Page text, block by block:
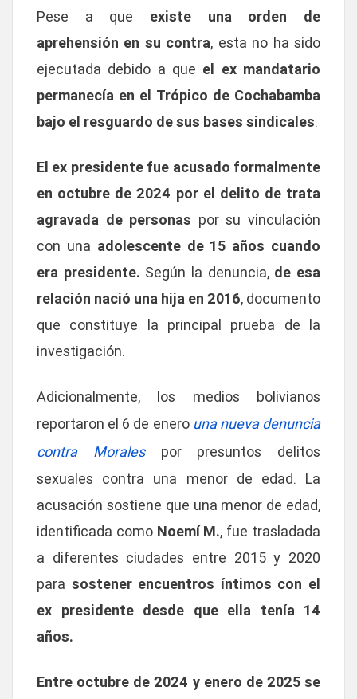
Pese a que
existe una orden de
aprehensión en su contra, esta no ha sido
ejecutada debido a que el ex mandatario
permanecía en el Trópico de Cochabamba
bajo el resguardo de sus bases sindicales.
El ex presidente fue acusado formalmente
en octubre de 2024 por el delito de trata
agravada de personas por su vinculación
con una adolescente de 15 años cuando
era presidente. Según la denuncia, de esa
relación nació una hija en 2016, documento
que constituye la principal prueba de la
investigación.
Adicionalmente, los medios bolivianos
reportaron el 6 de enero una nueva denuncia
contra Morales
por presuntos delitos
sexuales contra una menor de edad. La
acusación sostiene que una menor de edad,
identificada como Noemí M., fue trasladada
a diferentes ciudades entre 2015 y 2020
para sostener encuentros íntimos con el
ex presidente desde que ella tenía 14
años.
Entre octubre de 2024 y enero de 2025 se